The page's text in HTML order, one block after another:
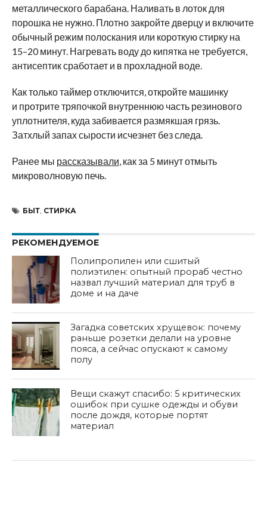
металлического барабана. Наливать в лоток для
порошка не нужно. Плотно закройте дверцу и включите
обычный режим полоскания или короткую стирку на
15–20 минут. Нагревать воду до кипятка не требуется,
антисептик сработает и в прохладной воде.
Как только таймер отключится, откройте машинку
и протрите тряпочкой внутреннюю часть резинового
уплотнителя, куда забивается размякшая грязь.
Затхлый запах сырости исчезнет без следа.
Ранее мы рассказывали , как за 5 минут отмыть
микроволновую печь.
БЫТ, СТИРКА
РЕКОМЕНДУЕМОЕ
Полипропилен или сшитый
полиэтилен: опытный прораб честно
назвал лучший материал для труб в
доме и на даче
Загадка советских хрущевок: почему
раньше розетки делали на уровне
пояса, а сейчас опускают к самому
полу
Вещи скажут спасибо: 5 критических
ошибок при сушке одежды и обуви
после дождя, которые портят
материал